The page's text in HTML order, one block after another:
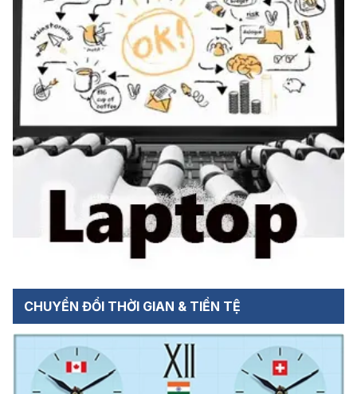
CHUYỂN ĐỔI THỜI GIAN & TIỀN TỆ